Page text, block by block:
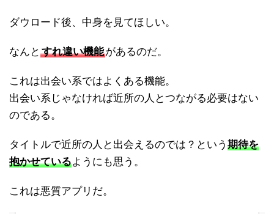
ダウロード後、中身を見てほしい。
なんと すれ違い機能があるのだ。
これは出会い系ではよくある機能。
出会い系じゃなければ近所の人とつながる必要はない
のである。
タイトルで近所の人と出会えるのでは？という 期待を
抱かせているようにも思う。
これは悪質アプリだ。